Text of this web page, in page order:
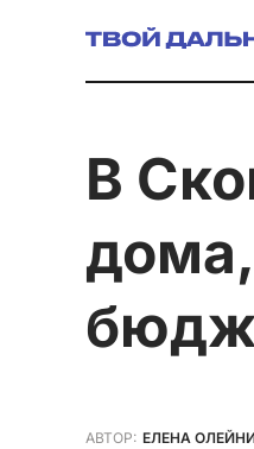
в Сковородине завершилось строительство
дома,
АВТОР: ЕЛЕНА